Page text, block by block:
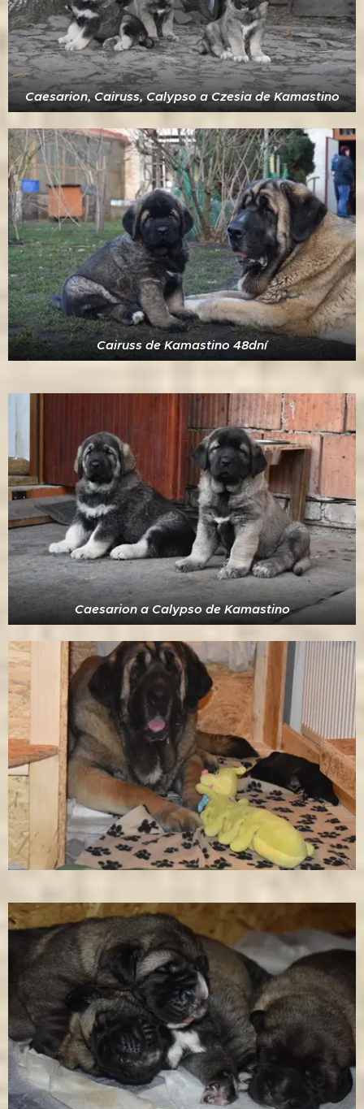
Caesarion, Cairuss, Calypso a Czesia de Kamastino
Cairuss de Kamastino 48dní
Caesarion a Calypso de Kamastino